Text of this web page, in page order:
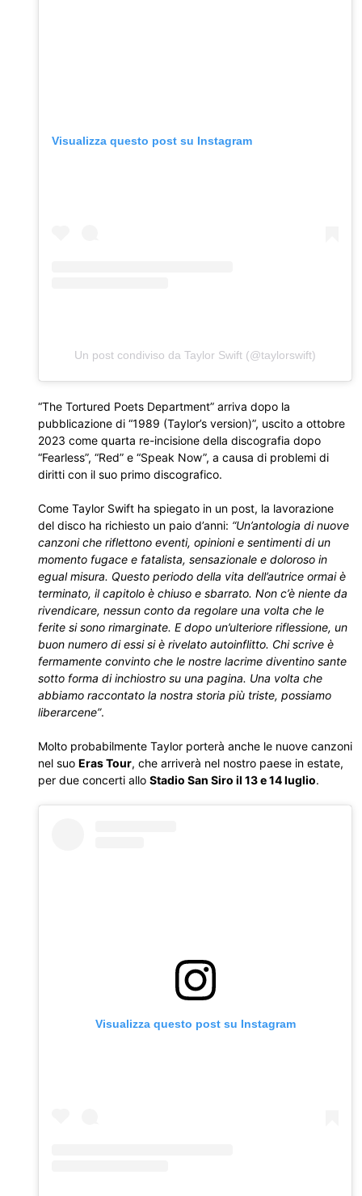
Visualizza questo post su Instagram
Un post condiviso da Taylor Swift (@taylorswift)
“The Tortured Poets Department” arriva dopo la
pubblicazione di “1989 (Taylor’s version)”, uscito a ottobre
2023 come quarta re-incisione della discografia dopo
“Fearless”, “Red” e “Speak Now”, a causa di problemi di
diritti con il suo primo discografico.
Come Taylor Swift ha spiegato in un post, la lavorazione
del disco ha richiesto un paio d’anni: “Un’antologia di nuove
canzoni che riflettono eventi, opinioni e sentimenti di un
momento fugace e fatalista, sensazionale e doloroso in
egual misura. Questo periodo della vita dell’autrice ormai è
terminato, il capitolo è chiuso e sbarrato. Non c’è niente da
rivendicare, nessun conto da regolare una volta che le
ferite si sono rimarginate. E dopo un’ulteriore riflessione, un
buon numero di essi si è rivelato autoinflitto. Chi scrive è
fermamente convinto che le nostre lacrime diventino sante
sotto forma di inchiostro su una pagina. Una volta che
abbiamo raccontato la nostra storia più triste, possiamo
liberarcene”.
Molto probabilmente Taylor porterà anche le nuove canzoni
nel suo Eras Tour, che arriverà nel nostro paese in estate,
per due concerti allo Stadio San Siro il 13 e 14 luglio.
Visualizza questo post su Instagram